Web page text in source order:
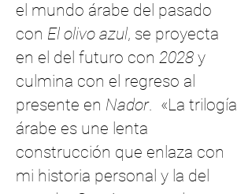
el mundo árabe del pasado
con El olivo azul, se proyecta
en el del futuro con 2028 y
culmina con el regreso al
presente en Nador. «La trilogía
árabe es une lenta
construcción que enlaza con
mi historia personal y la del